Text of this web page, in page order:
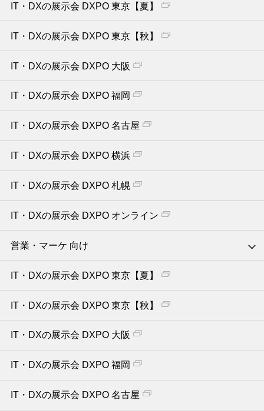
IT・DXの展示会 DXPO 東京【夏】
IT・DXの展示会 DXPO 東京【秋】
IT・DXの展示会 DXPO 大阪
IT・DXの展示会 DXPO 福岡
IT・DXの展示会 DXPO 名古屋
IT・DXの展示会 DXPO 横浜
IT・DXの展示会 DXPO 札幌
IT・DXの展示会 DXPO オンライン
営業・マーケ 向け
IT・DXの展示会 DXPO 東京【夏】
IT・DXの展示会 DXPO 東京【秋】
IT・DXの展示会 DXPO 大阪
IT・DXの展示会 DXPO 福岡
IT・DXの展示会 DXPO 名古屋